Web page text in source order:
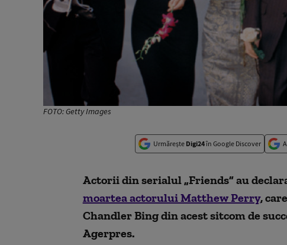
FOTO: Getty Images
Urmărește Digi24în Google Discover
Actorii din serialul „Friends” au
moartea actorului Matthew Perry,
Chandler Bing din acest sitcom de
Agerpres.